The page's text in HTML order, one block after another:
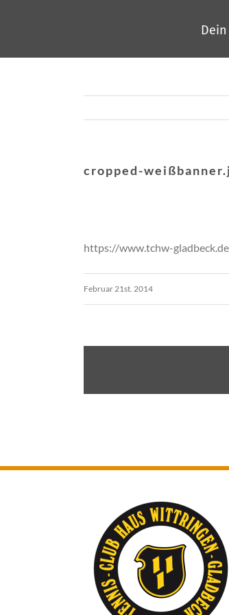
springen
Dein
cropped-
https://www.tchw-
Februar 21st. 2014